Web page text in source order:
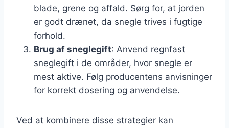
blade, grene og affald. Sørg for, at jorden
er godt drænet, da snegle trives i fugtige
forhold.
Brug af sneglegift: Anvend regnfast
sneglegift i de områder, hvor snegle er
mest aktive. Følg producentens anvisninger
for korrekt dosering og anvendelse.
Ved at kombinere disse strategier kan